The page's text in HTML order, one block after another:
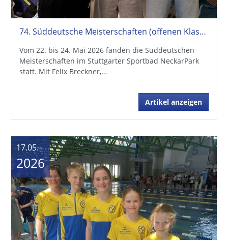
74. Süddeutsche Meisterschaften (offenen Klasse + Jahrgangsmeisterschaften)
Vom 22. bis 24. Mai 2026 fanden die Süddeutschen
Meisterschaften im Stuttgarter Sportbad NeckarPark
statt. Mit Felix Breckner,…
Artikel anzeigen
17.05.
2026